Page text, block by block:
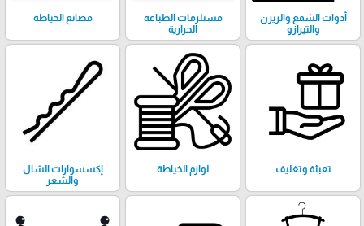
أدوات الشمع والريزن
والتيرازو
مستلزمات الطباعة
الحرارية
مصانع الخياطة
تعبئة وتغليف لوازم الخياطة
إكسسوارات الشال
والشعر